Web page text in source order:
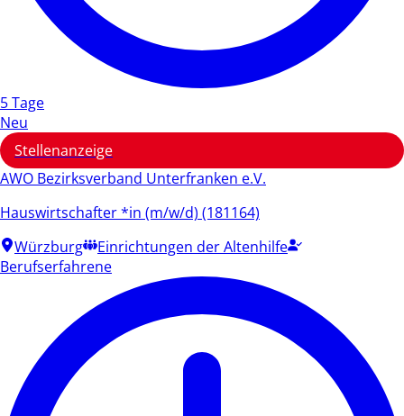
5 Tage
Neu
Stellenanzeige
AWO Bezirksverband Unterfranken e.V.
Hauswirtschafter *in (m/w/d) (181164)
Würzburg
Einrichtungen der Altenhilfe
Berufserfahrene